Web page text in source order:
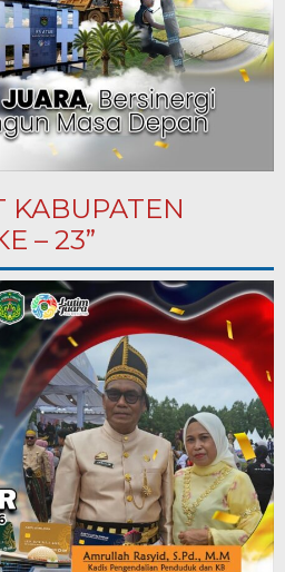
KABUPATEN
– 23”